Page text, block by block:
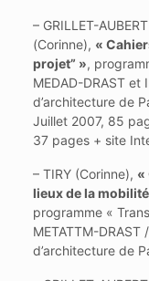
– GRILLET-
(Corinne), «
projet” »,
MEDAD-DRAST et
d’architecture de
Juillet 2007, 85
37 pages + site
– TIRY (Corinne), «
lieux de la
programme «
METATTM-DRAST
d’architecture de